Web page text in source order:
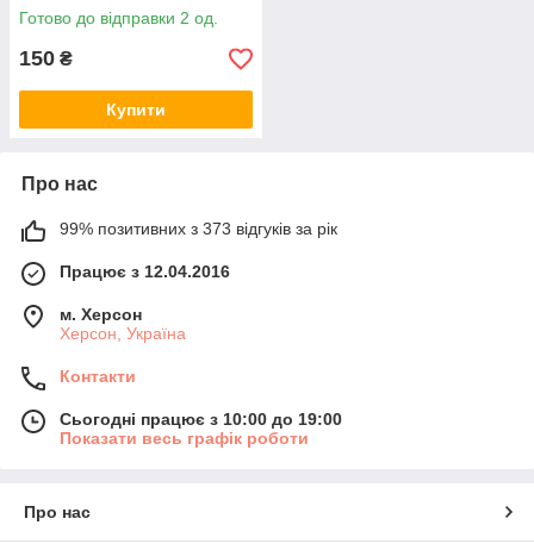
Готово до відправки 2 од.
150 ₴
Купити
Про нас
99% позитивних з 373 відгуків за рік
Працює з 12.04.2016
м. Херсон
Херсон, Україна
Контакти
Сьогодні працює з 10:00 до 19:00
Показати весь графік роботи
Про нас